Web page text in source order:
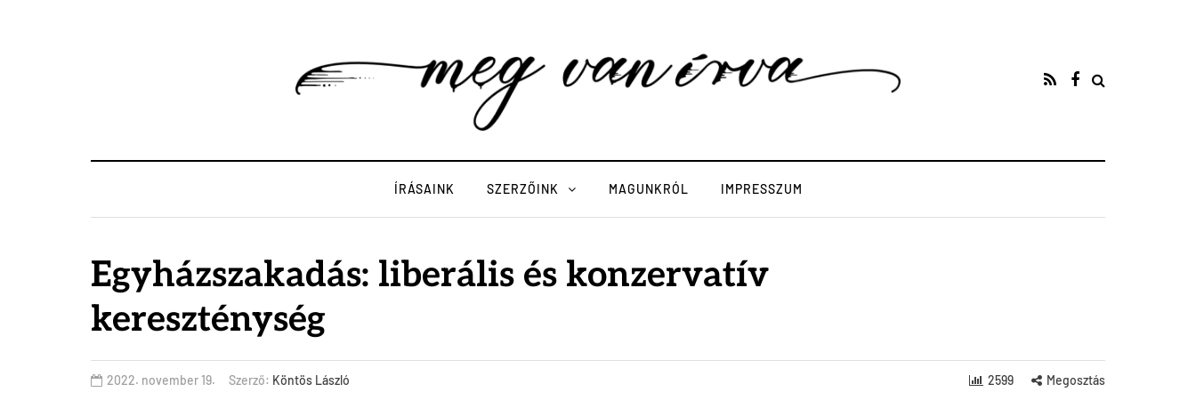
ÍRÁSAINK SZERZŐINK MAGUNKRÓL IMPRESSZUM
Egyházszakadás: liberális és konzervatív
kereszténység
2022. november 19. Szerző: Köntös László 2599 Megosztás